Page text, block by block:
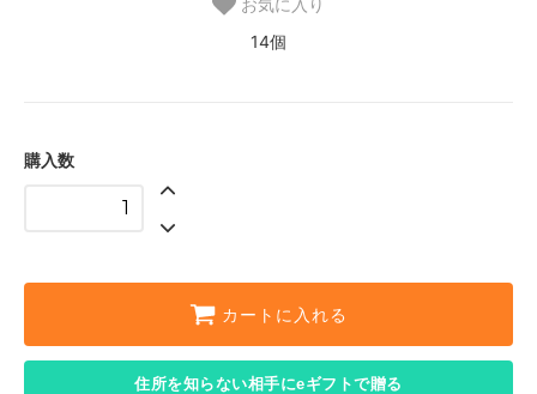
お気に入り
14個
購入数
カートに入れる
住所を知らない相手にeギフトで贈る